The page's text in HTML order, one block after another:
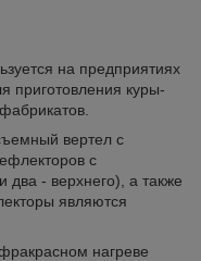
на предприятиях
приготовления куры-
вертел с
с
два - верхнего), а также
являются
нагреве